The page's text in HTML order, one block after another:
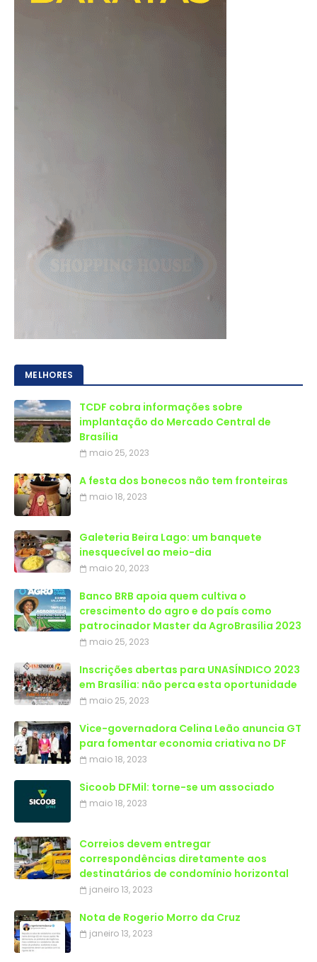
MELHORES
TCDF cobra informações sobre
implantação do Mercado Central de
Brasília
maio 25, 2023
A festa dos bonecos não tem fronteiras
maio 18, 2023
Galeteria Beira Lago: um banquete
inesquecível ao meio-dia
maio 20, 2023
Banco BRB apoia quem cultiva o
crescimento do agro e do país como
patrocinador Master da AgroBrasília 2023
maio 25, 2023
Inscrições abertas para UNASÍNDICO 2023
em Brasília: não perca esta oportunidade
maio 25, 2023
Vice-governadora Celina Leão anuncia GT
para fomentar economia criativa no DF
maio 18, 2023
Sicoob DFMil: torne-se um associado
maio 18, 2023
Correios devem entregar
correspondências diretamente aos
destinatários de condomínio horizontal
janeiro 13, 2023
Nota de Rogerio Morro da Cruz
janeiro 13, 2023